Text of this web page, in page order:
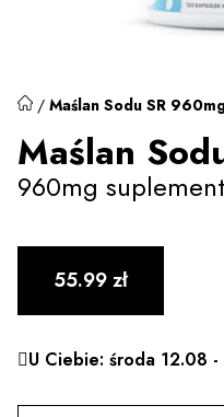
/ Maślan Sodu SR
Maślan
960mg
55.99zł
U Ciebie: środa 12.08